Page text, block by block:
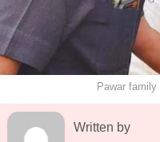
Pawar family
Written by